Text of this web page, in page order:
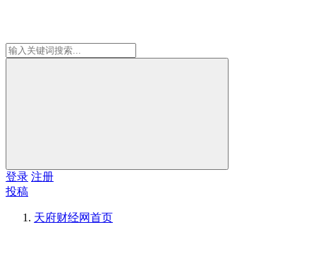
登录 注册
投稿
天府财经网首页